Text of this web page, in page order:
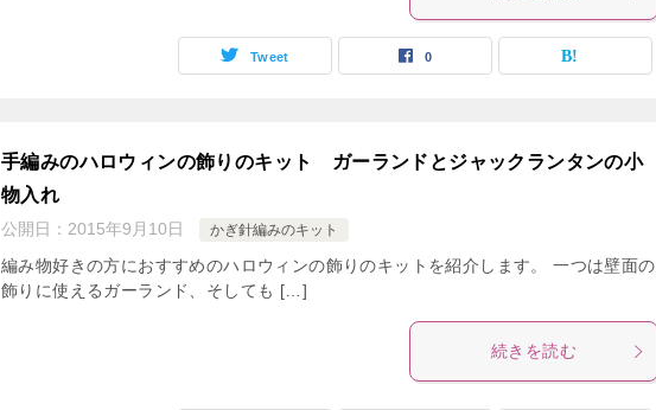
Tweet 0
手編みのハロウィンの飾りのキット ガーランドとジャックランタンの小
物入れ
公開日： 2015年9月10日 かぎ針編みのキット
編み物好きの方におすすめのハロウィンの飾りのキットを紹介します。 一つは壁面の
飾りに使えるガーランド、そしても […]
続きを読む